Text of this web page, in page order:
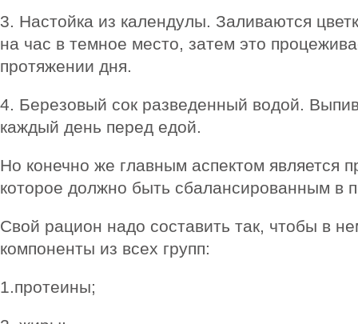
3. Настойка из календулы. Заливаются
на час в темное место, затем это
протяжении дня.
4. Березовый сок разведенный водой.
каждый день перед едой.
Но конечно же главным аспектом является
которое должно быть сбалансированным в
Свой рацион надо составить так, чтобы в
компоненты из всех групп:
1.протеины;